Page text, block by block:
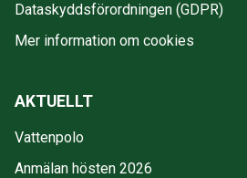
Dataskyddsförordningen (GDPR)
Mer information om cookies
AKTUELLT
Vattenpolo
Anmälan hösten 2026